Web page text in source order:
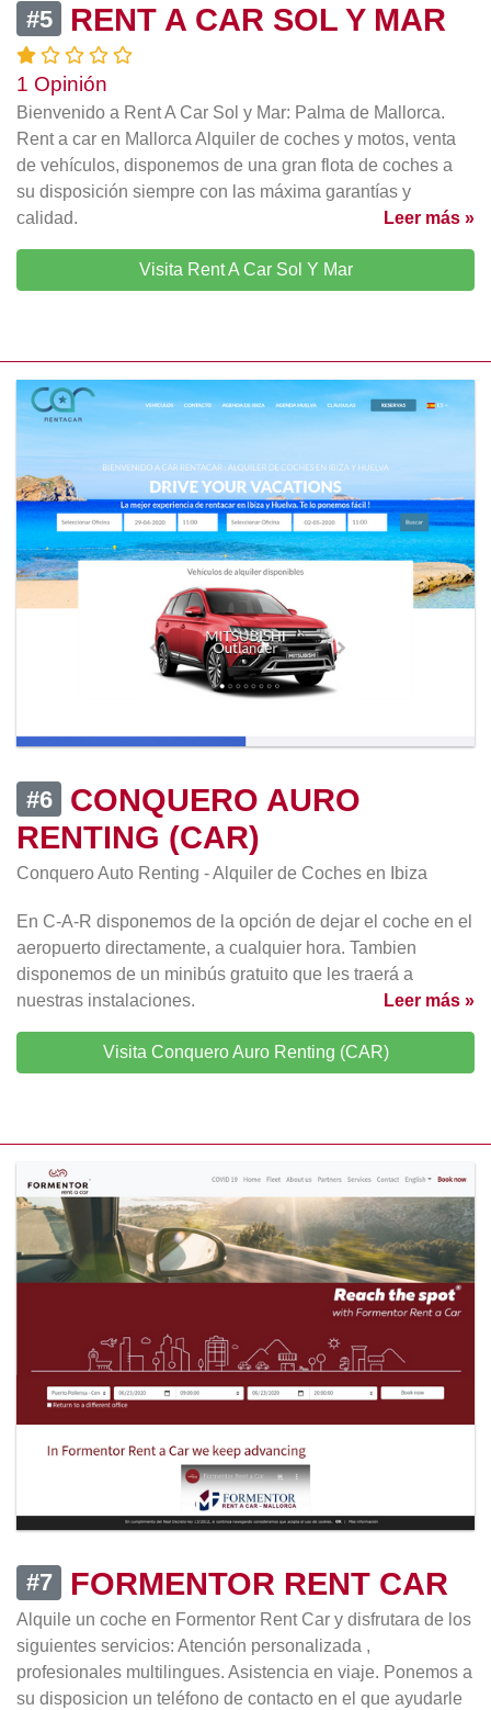
#5 RENT A CAR SOL Y MAR
1 Opinión
Bienvenido a Rent A Car Sol y Mar: Palma de Mallorca.
Rent a car en Mallorca Alquiler de coches y motos, venta
de vehículos, disponemos de una gran flota de coches a
su disposición siempre con las máxima garantías y
calidad.
Leer más »
Visita Rent A Car Sol Y Mar
#6
CONQUERO AURO
RENTING (CAR)
Conquero Auto Renting - Alquiler de Coches en Ibiza
En C-A-R disponemos de la opción de dejar el coche en el
aeropuerto directamente, a cualquier hora. Tambien
disponemos de un minibús gratuito que les traerá a
nuestras instalaciones.
Leer más »
Visita Conquero Auro Renting (CAR)
#7 FORMENTOR RENT CAR
Alquile un coche en Formentor Rent Car y disfrutara de los
siguientes servicios: Atención personalizada ,
profesionales multilingues. Asistencia en viaje. Ponemos a
su disposicion un teléfono de contacto en el que ayudarle